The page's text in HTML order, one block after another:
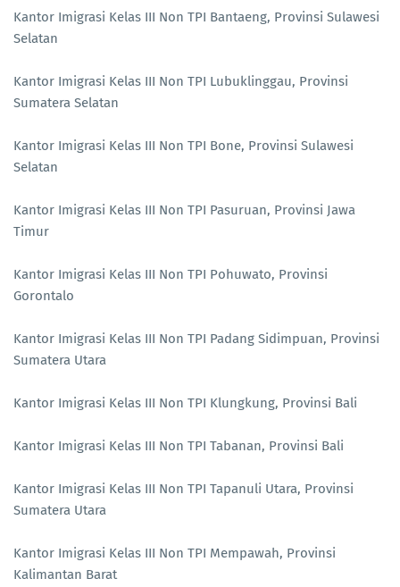
Kantor Imigrasi Kelas III Non TPI Bantaeng, Provinsi Sulawesi
Selatan
Kantor Imigrasi Kelas III Non TPI Lubuklinggau, Provinsi
Sumatera Selatan
Kantor Imigrasi Kelas III Non TPI Bone, Provinsi Sulawesi
Selatan
Kantor Imigrasi Kelas III Non TPI Pasuruan, Provinsi Jawa
Timur
Kantor Imigrasi Kelas III Non TPI Pohuwato, Provinsi
Gorontalo
Kantor Imigrasi Kelas III Non TPI Padang Sidimpuan, Provinsi
Sumatera Utara
Kantor Imigrasi Kelas III Non TPI Klungkung, Provinsi Bali
Kantor Imigrasi Kelas III Non TPI Tabanan, Provinsi Bali
Kantor Imigrasi Kelas III Non TPI Tapanuli Utara, Provinsi
Sumatera Utara
Kantor Imigrasi Kelas III Non TPI Mempawah, Provinsi
Kalimantan Barat